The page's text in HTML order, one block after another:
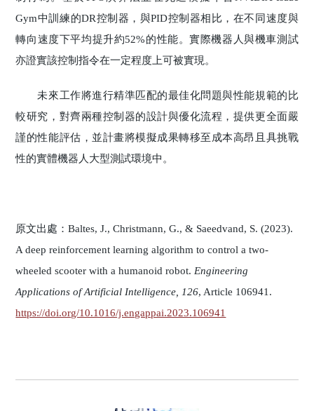
Gym中訓練的DR控制器，與PID控制器相比，在不同速度與
轉向速度下平均提升約52%的性能。實際機器人與機車測試
亦證實該控制指令在一定程度上可被實現。
未來工作將進行精準匹配的最佳化問題與性能規範的比
較研究，對齊兩種控制器的設計與優化流程，提供更全面嚴
謹的性能評估，並計畫將模擬成果轉移至成本高昂且具挑戰
性的實體機器人大型測試環境中。
原文出處：Baltes, J., Christmann, G., & Saeedvand, S. (2023).
A deep reinforcement learning algorithm to control a two-
wheeled scooter with a humanoid robot. Engineering
Applications of Artificial Intelligence, 126, Article 106941.
https://doi.org/10.1016/j.engappai.2023.106941